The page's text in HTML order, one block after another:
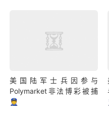
美国陆军士兵因参与
Polymarket非法博彩被捕
👮